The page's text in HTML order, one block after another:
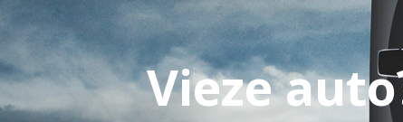
Vieze